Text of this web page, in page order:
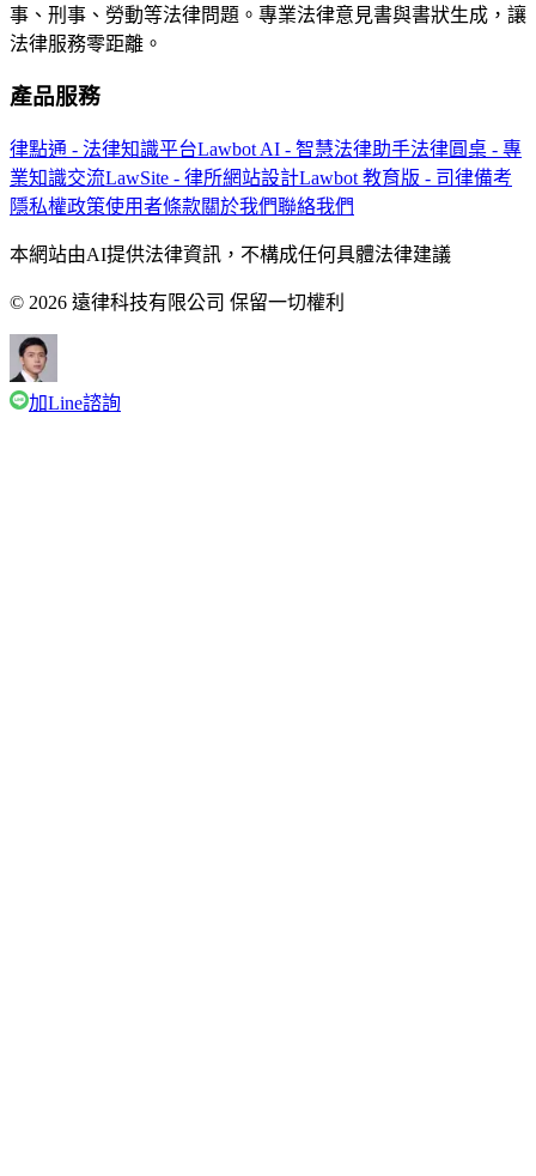
事、刑事、勞動等法律問題。專業法律意見書與書狀生成，讓
法律服務零距離。
產品服務
律點通 - 法律知識平台Lawbot AI - 智慧法律助手法律圓桌 - 專
業知識交流LawSite - 律所網站設計Lawbot 教育版 - 司律備考
隱私權政策使用者條款關於我們聯絡我們
本網站由AI提供法律資訊，不構成任何具體法律建議
© 2026 遠律科技有限公司 保留一切權利
加Line諮詢